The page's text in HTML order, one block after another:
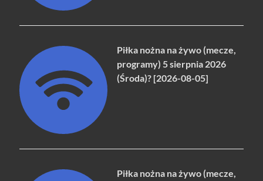
Piłka nożna na żywo (mecze,
programy) 5 sierpnia 2026
(Środa)? [2026-08-05]
Piłka nożna na żywo (mecze,